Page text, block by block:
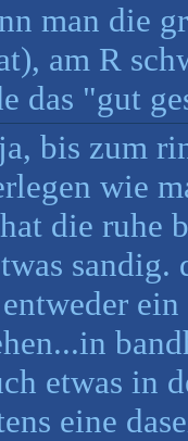
man die
am R
das "gut
bis zum
wie
die ruhe
sandig.
etwas in
eine